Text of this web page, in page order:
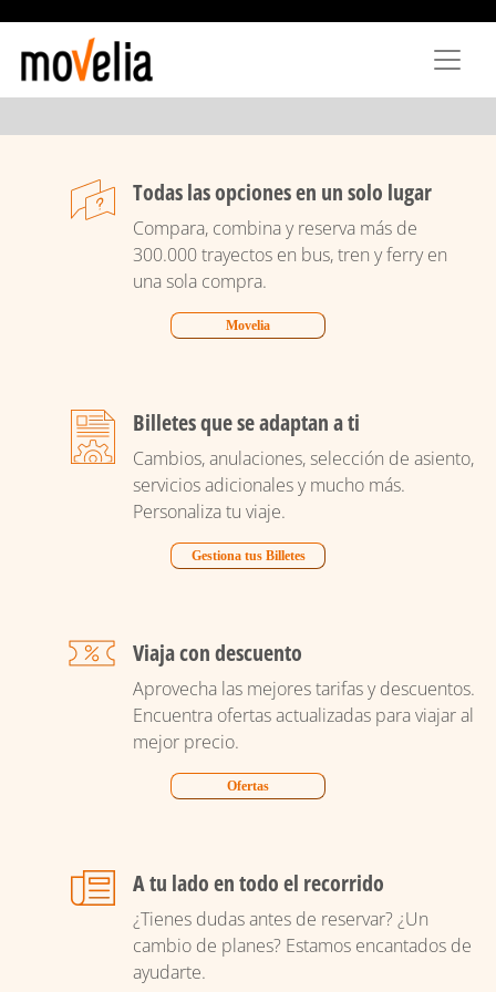
principal
Todas las opciones en un solo lugar
Compara, combina y reserva más de
300.000 trayectos en bus, tren y ferry en
una sola compra.
Movelia
Billetes que se adaptan a ti
Cambios, anulaciones, selección de asiento,
servicios adicionales y mucho más.
Personaliza tu viaje.
Gestiona tus Billetes
Viaja con descuento
Aprovecha las mejores tarifas y descuentos.
Encuentra ofertas actualizadas para viajar al
mejor precio.
Ofertas
A tu lado en todo el recorrido
¿Tienes dudas antes de reservar? ¿Un
cambio de planes? Estamos encantados de
ayudarte.